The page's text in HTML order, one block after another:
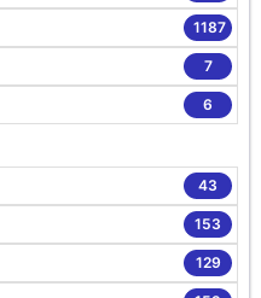
1187
7
6
43
153
129